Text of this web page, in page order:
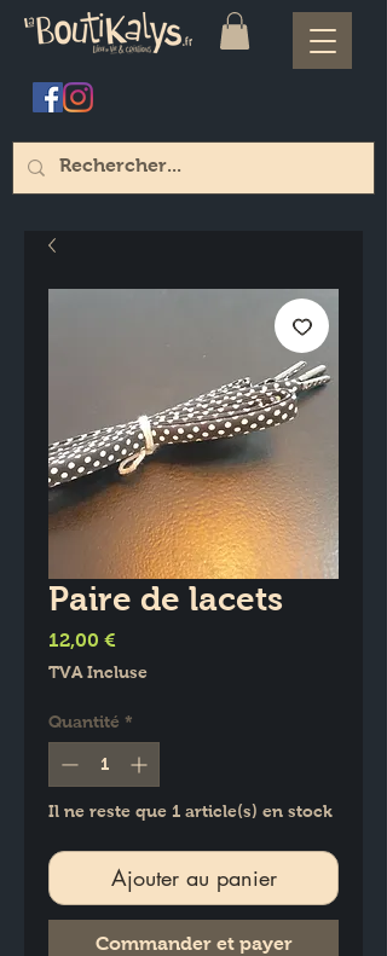
Paire de lacets
12,00 €
TVA Incluse
Quantité *
Il ne reste que 1 article(s) en stock
Ajouter au panier
Commander et payer